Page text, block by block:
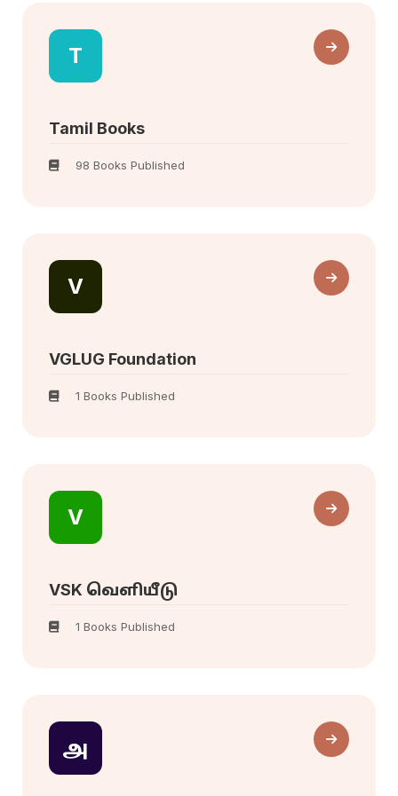
T
Tamil Books
98 Books Published
V
VGLUG Foundation
1 Books Published
V
VSK வெளியீடு
1 Books Published
அ